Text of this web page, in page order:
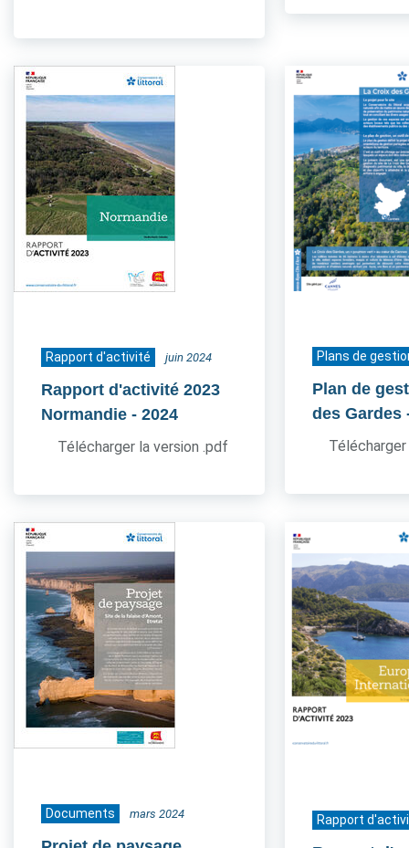
Rapport d'activité juin 2024
Rapport d'activité 2023
Normandie - 2024
Télécharger la version .pdf
Plans de
Plan de
des Gardes
Documents mars 2024 Rapport